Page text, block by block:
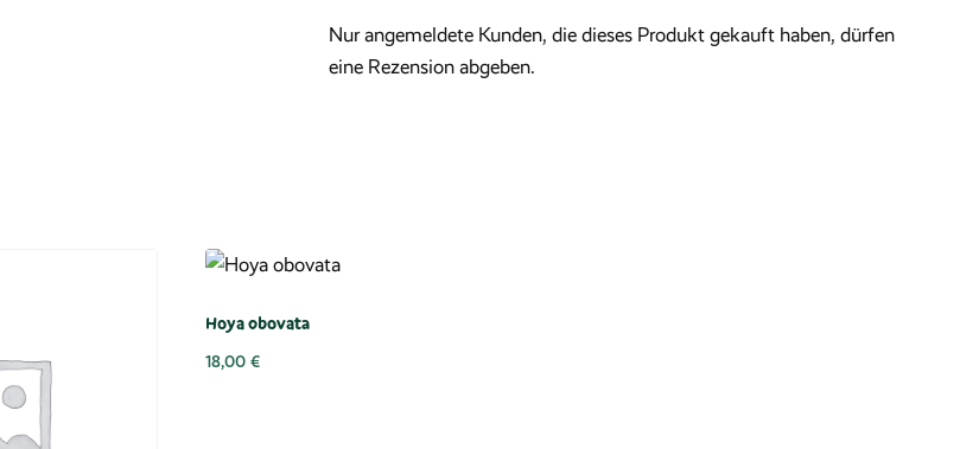
Nur angemeldete Kunden, die dieses Produkt gekauft haben, dürfen
eine Rezension abgeben.
Hoya obovata
18,00 €